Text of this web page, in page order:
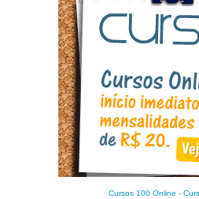
Cursos 100 Online -